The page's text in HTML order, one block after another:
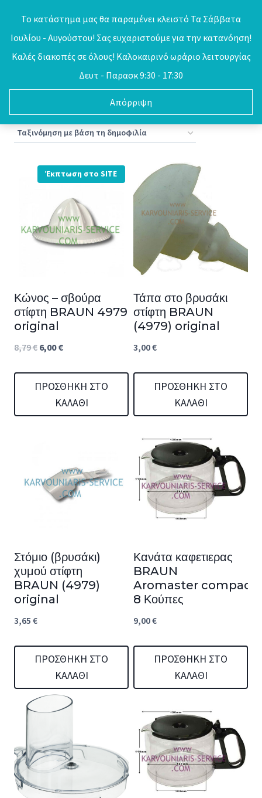
Το κατάστημα μας θα παραμένει κλειστό Τα Σάββατα
Ιουλίου - Αυγούστου! Σας ευχαριστούμε για την κατανόηση!
Καλές διακοπές σε όλους! Καλοκαιρινό ωράριο λειτουργίας
Δευτ - Παρασκ 9:30 - 17:30
Απόρριψη
0
Βλέπετε 1–16 από 21 αποτελέσματαSorted
by
popularity
Έκπτωση στο SITE
Κώνος – σβούρα
στίφτη BRAUN 4979
original
8,79€ Original
was:
8,79 €.
6,00€Η
τιμή
είναι:
ΠΡΟΣΘΉΚΗ ΣΤΟ
ΚΑΛΆΘΙ
Τάπα στο βρυσάκι
στίφτη BRAUN
(4979) original
3,00€
ΠΡΟΣΘΉΚΗ ΣΤΟ
ΚΑΛΆΘΙ
Στόμιο (βρυσάκι)
χυμού στίφτη
BRAUN (4979)
original
3,65 €
ΠΡΟΣΘΉΚΗ ΣΤΟ
ΚΑΛΆΘΙ
Κανάτα καφετιερας
BRAUN
Aromaster compact
8 Κούπες
9,00€
ΠΡΟΣΘΉΚΗ ΣΤΟ
ΚΑΛΆΘΙ